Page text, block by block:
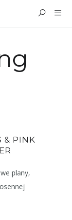
& PINK
plany,